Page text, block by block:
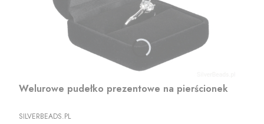
Welurowe pudełko prezentowe na pierścionek
PRODUCENT
SILVERBEADS.PL